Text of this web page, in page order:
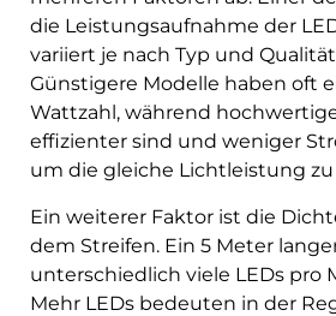
die Leistungsaufnahme der
variiert je nach Typ und
Günstigere Modelle haben oft
Wattzahl, während
effizienter sind und weniger
um die gleiche Lichtleistung
Ein weiterer Faktor ist die
dem Streifen. Ein 5 Meter
unterschiedlich viele LEDs pro
Mehr LEDs bedeuten in der